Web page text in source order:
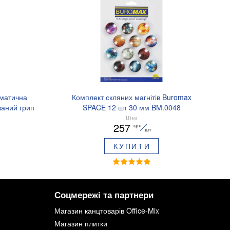
грип
02
Комплект скляних магнітів Buromax
SPACE 12 шт 30 мм BM.0048
Ціна
257 грн
шт
КУПИТИ
Соцмережі та партнери
Магазин канцтоварів Office-Mix
Магазин плитки